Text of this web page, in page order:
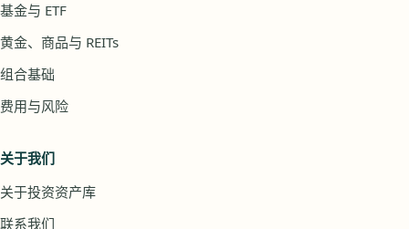
基金与 ETF
黄金、商品与 REITs
组合基础
费用与风险
关于我们
关于投资资产库
联系我们